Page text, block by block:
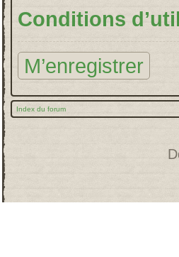
Conditions
M’enregistrer
Index du forum